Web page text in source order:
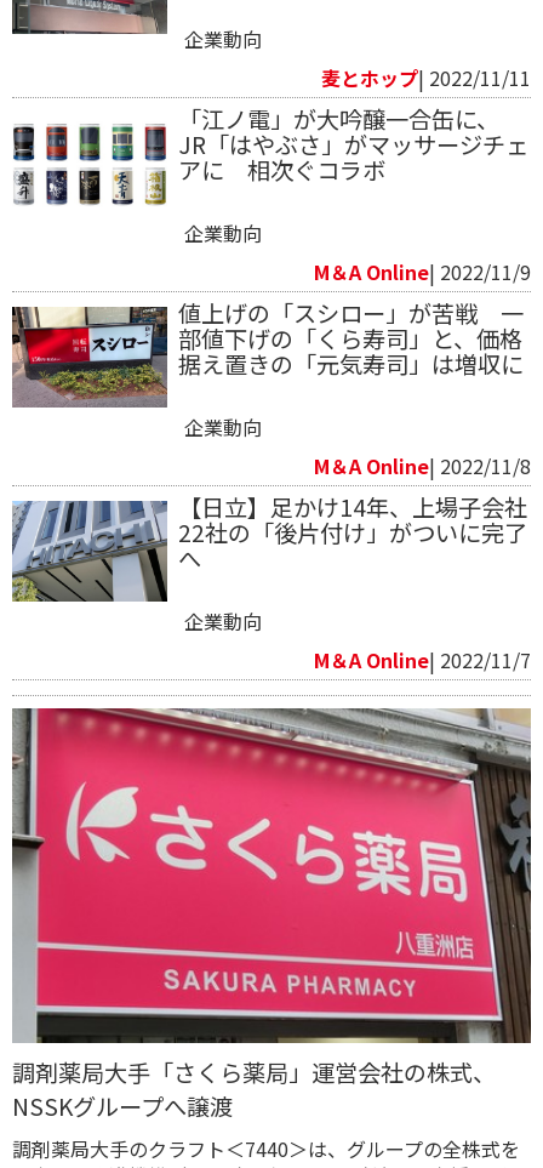
企業動向
麦とホップ| 2022/11/11
「江ノ電」が大吟醸一合缶に、
JR「はやぶさ」がマッサージチェ
アに 相次ぐコラボ
企業動向
M＆A Online| 2022/11/9
値上げの「スシロー」が苦戦 一
部値下げの「くら寿司」と、価格
据え置きの「元気寿司」は増収に
企業動向
M＆A Online| 2022/11/8
【日立】足かけ14年、上場子会社
22社の「後片付け」がついに完了
へ
企業動向
M＆A Online| 2022/11/7
調剤薬局大手「さくら薬局」運営会社の株式、
NSSKグループへ譲渡
調剤薬局大手のクラフト＜7440＞は、グループの全株式を